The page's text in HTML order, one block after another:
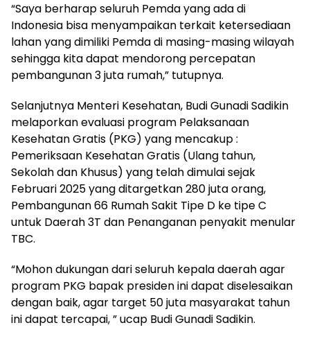
“Saya berharap seluruh Pemda yang ada di
Indonesia bisa menyampaikan terkait ketersediaan
lahan yang dimiliki Pemda di masing-masing wilayah
sehingga kita dapat mendorong percepatan
pembangunan 3 juta rumah,” tutupnya.
Selanjutnya Menteri Kesehatan, Budi Gunadi Sadikin
melaporkan evaluasi program Pelaksanaan
Kesehatan Gratis (PKG) yang mencakup :
Pemeriksaan Kesehatan Gratis (Ulang tahun,
Sekolah dan Khusus) yang telah dimulai sejak
Februari 2025 yang ditargetkan 280 juta orang,
Pembangunan 66 Rumah Sakit Tipe D ke tipe C
untuk Daerah 3T dan Penanganan penyakit menular
TBC.
“Mohon dukungan dari seluruh kepala daerah agar
program PKG bapak presiden ini dapat diselesaikan
dengan baik, agar target 50 juta masyarakat tahun
ini dapat tercapai, ” ucap Budi Gunadi Sadikin.